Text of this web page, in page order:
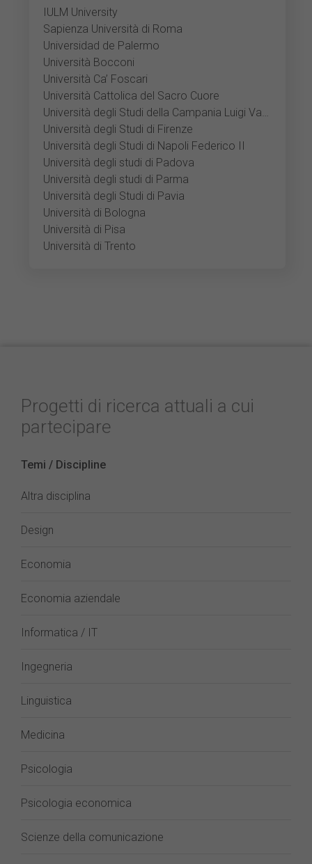
IULM University
Sapienza Università di Roma
Universidad de Palermo
Università Bocconi
Università Ca’ Foscari
Università Cattolica del Sacro Cuore
Università degli Studi della Campania Luigi Vanvitelli
Università degli Studi di Firenze
Università degli Studi di Napoli Federico II
Università degli studi di Padova
Università degli studi di Parma
Università degli Studi di Pavia
Università di Bologna
Università di Pisa
Università di Trento
Progetti di ricerca attuali a cui
partecipare
Temi / Discipline
Altra disciplina
Design
Economia
Economia aziendale
Informatica / IT
Ingegneria
Linguistica
Medicina
Psicologia
Psicologia economica
Scienze della comunicazione